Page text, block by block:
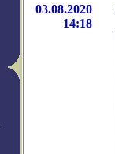
03.08.2020
14:18